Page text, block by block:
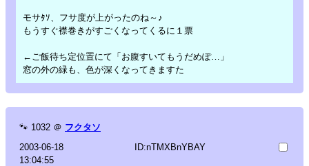
モサﾀｿ、フサ度が上がったのね～♪
もうすぐ襟巻きがすごくなってくるに１票
←ご飯待ち定位置にて「お腹すいてもうだめぽ…」
窓の外の緑も、色が深くなってきますた
🐾 1032 ＠ フクタソ
2003-06-18
13:04:55
ID:nTMXBnYBAY